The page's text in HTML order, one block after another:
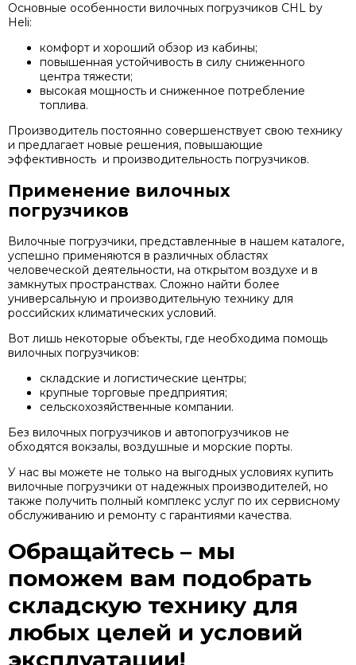
Основные особенности вилочных погрузчиков CHL by
Heli:
комфорт и хороший обзор из кабины;
повышенная устойчивость в силу сниженного
центра тяжести;
высокая мощность и сниженное потребление
топлива.
Производитель постоянно совершенствует свою технику
и предлагает новые решения, повышающие
эффективность и производительность погрузчиков.
Применение вилочных
погрузчиков
Вилочные погрузчики, представленные в нашем каталоге,
успешно применяются в различных областях
человеческой деятельности, на открытом воздухе и в
замкнутых пространствах. Сложно найти более
универсальную и производительную технику для
российских климатических условий.
Вот лишь некоторые объекты, где необходима помощь
вилочных погрузчиков:
складские и логистические центры;
крупные торговые предприятия;
сельскохозяйственные компании.
Без вилочных погрузчиков и автопогрузчиков не
обходятся вокзалы, воздушные и морские порты.
У нас вы можете не только на выгодных условиях купить
вилочные погрузчики от надежных производителей, но
также получить полный комплекс услуг по их сервисному
обслуживанию и ремонту с гарантиями качества.
Обращайтесь – мы
поможем вам подобрать
складскую технику для
любых целей и условий
эксплуатации!